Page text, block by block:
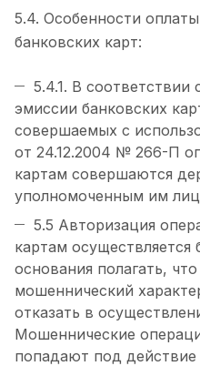
5.4. Особенности
банковских карт:
5.4.1. В
эмиссии банковских
совершаемых с
от 24.12.2004 № 266-П
картам совершаются
уполномоченным им
5.5 Авторизация
картам осуществляется
основания полагать,
мошеннический
отказать в
Мошеннические
попадают под действие